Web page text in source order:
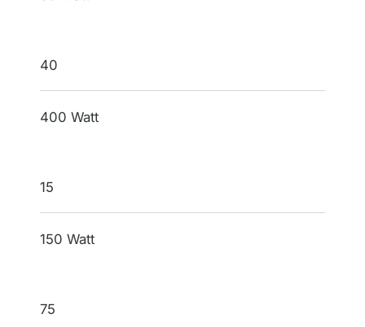
40
400 Watt
15
150 Watt
75